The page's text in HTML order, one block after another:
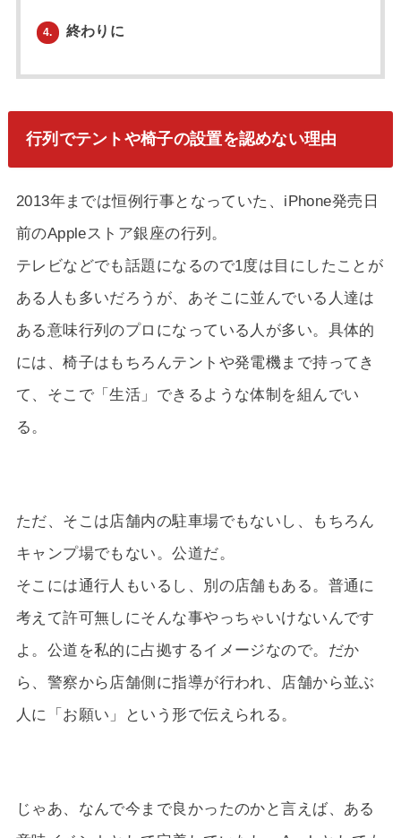
4. 終わりに
行列でテントや椅子の設置を認めない理由
2013年までは恒例行事となっていた、iPhone発売日
前のAppleストア銀座の行列。
テレビなどでも話題になるので1度は目にしたことが
ある人も多いだろうが、あそこに並んでいる人達は
ある意味行列のプロになっている人が多い。具体的
には、椅子はもちろんテントや発電機まで持ってき
て、そこで「生活」できるような体制を組んでい
る。
ただ、そこは店舗内の駐車場でもないし、もちろん
キャンプ場でもない。公道だ。
そこには通行人もいるし、別の店舗もある。普通に
考えて許可無しにそんな事やっちゃいけないんです
よ。公道を私的に占拠するイメージなので。だか
ら、警察から店舗側に指導が行われ、店舗から並ぶ
人に「お願い」という形で伝えられる。
じゃあ、なんで今まで良かったのかと言えば、ある